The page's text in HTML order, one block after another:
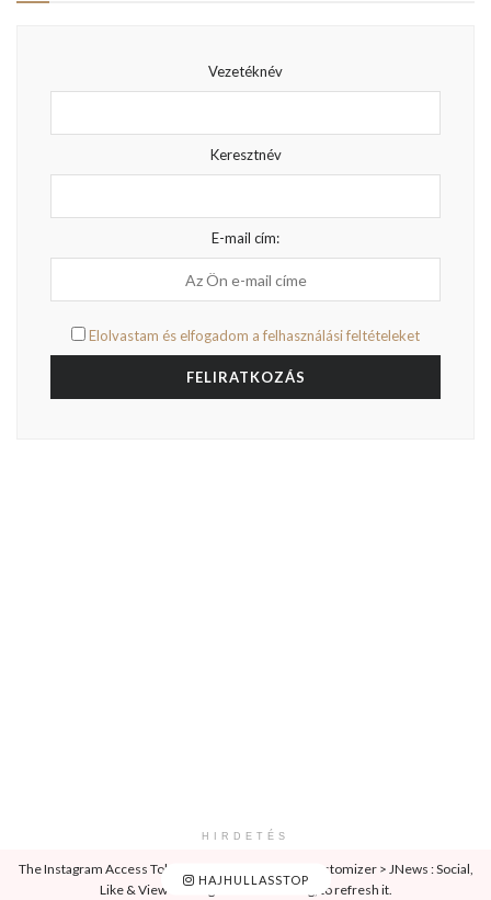
Vezetéknév
Keresztnév
E-mail cím:
Elolvastam és elfogadom a felhasználási feltételeket
HIRDETÉS
HAJHULLASSTOP
The Instagram Access Token is expired, Go to the Customizer > JNews : Social,
Like & View > Instagram Feed Setting, to refresh it.